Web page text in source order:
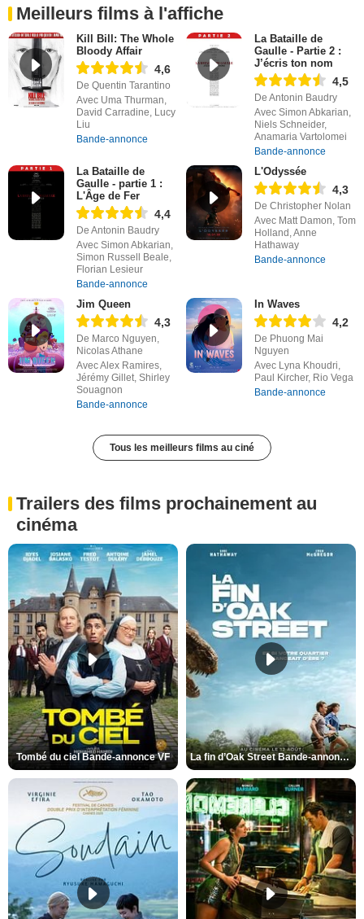
Meilleurs films à l'affiche
Kill Bill: The Whole
Bloody Affair
4,6
De Quentin Tarantino
Avec Uma Thurman,
David Carradine, Lucy
Liu
Bande-annonce
La Bataille de
Gaulle - Partie 2 :
J’écris ton nom
4,5
De Antonin Baudry
Avec Simon Abkarian,
Niels Schneider,
Anamaria Vartolomei
Bande-annonce
La Bataille de
Gaulle - partie 1 :
L'Âge de Fer
4,4
De Antonin Baudry
Avec Simon Abkarian,
Simon Russell Beale,
Florian Lesieur
Bande-annonce
L'Odyssée
4,3
De Christopher Nolan
Avec Matt Damon, Tom
Holland, Anne
Hathaway
Bande-annonce
Jim Queen
4,3
De Marco Nguyen,
Nicolas Athane
Avec Alex Ramires,
Jérémy Gillet, Shirley
Souagnon
Bande-annonce
In Waves
4,2
De Phuong Mai
Nguyen
Avec Lyna Khoudri,
Paul Kircher, Rio Vega
Bande-annonce
Tous les meilleurs films au ciné
Trailers des films prochainement au
cinéma
Tombé du ciel Bande-annonce VF La fin d’Oak Street Bande-annonce VO STFR